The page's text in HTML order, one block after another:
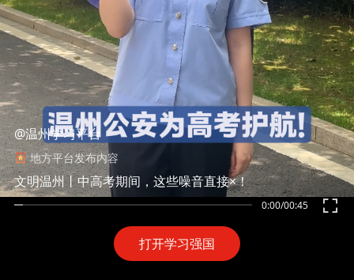
打开学习强国
0:00/00:45
@温州学习平台
地方平台发布内容
文明温州丨中高考期间，这些噪音直接×！